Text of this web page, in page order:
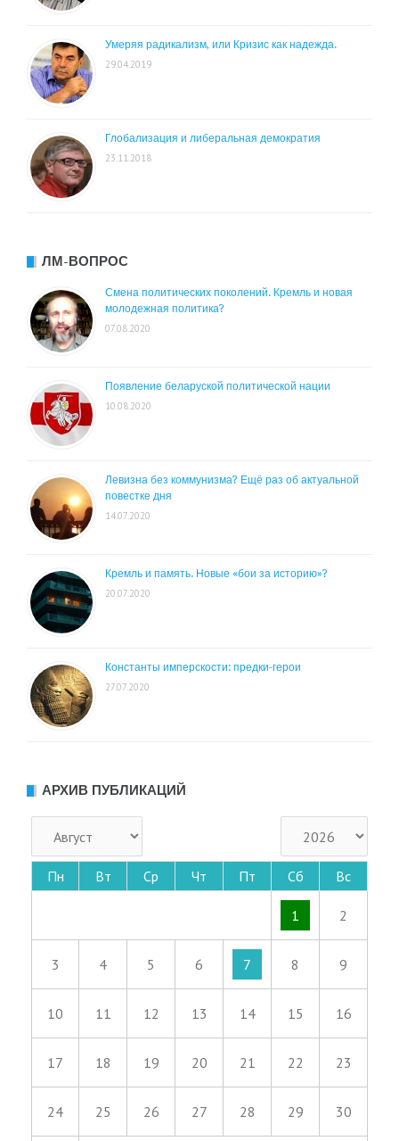
Умеряя радикализм, или Кризис как надежда.
29.04.2019
Глобализация и либеральная демократия
23.11.2018
ЛМ-ВОПРОС
Смена политических поколений. Кремль и новая
молодежная политика?
07.08.2020
Появление беларуской политической нации
10.08.2020
Левизна без коммунизма? Ещё раз об актуальной
повестке дня
14.07.2020
Кремль и память. Новые «бои за историю»?
20.07.2020
Константы имперскости: предки-герои
27.07.2020
АРХИВ ПУБЛИКАЦИЙ
Пн Вт Ср Чт Пт Сб Вс
1 2
3 4 5 6 7 8 9
10 11 12 13 14 15 16
17 18 19 20 21 22 23
24 25 26 27 28 29 30